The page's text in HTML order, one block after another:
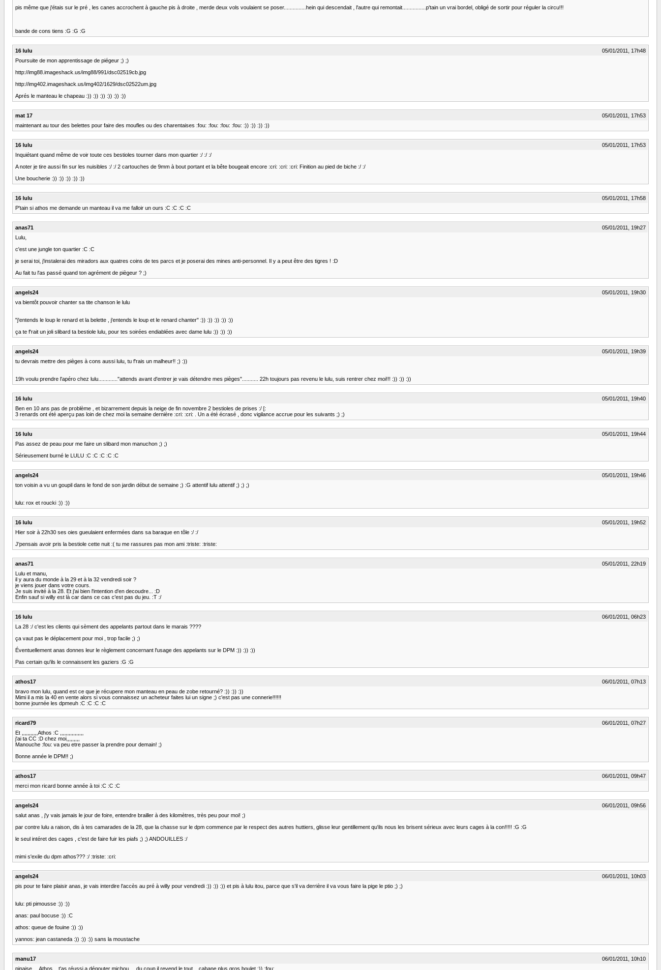
pis même que j'étais sur le pré , les canes accrochent à gauche pis à droite , merde deux vols voulaient se poser...............hein qui descendait , l'autre qui remontait................p'tain un vrai bordel, obligé de sortir pour réguler la circu!!!
bande de cons tiens :G :G :G
16 lulu
05/01/2011, 17h48
Poursuite de mon apprentissage de piégeur ;) ;)
http://img88.imageshack.us/img88/991/dsc02519cb.jpg
http://img402.imageshack.us/img402/1629/dsc02522um.jpg
Aprés le manteau le chapeau :)) :)) :)) :)) :)) :))
mat 17
05/01/2011, 17h53
maintenant au tour des belettes pour faire des moufles ou des charentaises :fou: :fou: :fou: :fou: :)) :)) :)) :))
16 lulu
05/01/2011, 17h53
Inquiétant quand même de voir toute ces bestioles tourner dans mon quartier :/ :/ :/
A noter je tire aussi fin sur les nuisibles :/ :/ 2 cartouches de 9mm à bout portant et la bête bougeait encore :cri: :cri: :cri: Finition au pied de biche :/ :/
Une boucherie :)) :)) :)) :)) :))
16 lulu
05/01/2011, 17h58
P'tain si athos me demande un manteau il va me falloir un ours :C :C :C :C
anas71
05/01/2011, 19h27
Lulu,
c'est une jungle ton quartier :C :C
je serai toi, j'instalerai des miradors aux quatres coins de tes parcs et je poserai des mines anti-personnel. Il y a peut être des tigres ! :D
Au fait tu l'as passé quand ton agrément de piègeur ? ;)
angels24
05/01/2011, 19h30
va bientôt pouvoir chanter sa tite chanson le lulu
"j'entends le loup le renard et la belette , j'entends le loup et le renard chanter" :)) :)) :)) :)) :))
ça te f'rait un joli slibard ta bestiole lulu, pour tes soirées endiablées avec dame lulu :)) :)) :))
angels24
05/01/2011, 19h39
tu devrais mettre des pièges à cons aussi lulu, tu f'rais un malheur!! ;) :))
19h voulu prendre l'apéro chez lulu............."attends avant d'entrer je vais détendre mes pièges"........... 22h toujours pas revenu le lulu, suis rentrer chez moi!!! :)) :)) :))
16 lulu
05/01/2011, 19h40
Ben en 10 ans pas de problème , et bizarrement depuis la neige de fin novembre 2 bestioles de prises :/ [:
3 renards ont été aperçu pas loin de chez moi la semaine dernière :cri: :cri: . Un a été écrasé , donc vigilance accrue pour les suivants ;) ;)
16 lulu
05/01/2011, 19h44
Pas assez de peau pour me faire un slibard mon manuchon ;) ;)
Sérieusement burné le LULU :C :C :C :C :C
angels24
05/01/2011, 19h46
ton voisin a vu un goupil dans le fond de son jardin début de semaine ;) :G attentif lulu attentif ;) ;) ;)
lulu: rox et roucki :)) :))
16 lulu
05/01/2011, 19h52
Hier soir à 22h30 ses oies gueulaient enfermées dans sa baraque en tôle :/ :/
J'pensais avoir pris la bestiole cette nuit :( tu me rassures pas mon ami :triste: :triste:
anas71
05/01/2011, 22h19
Lulu et manu,
il y aura du monde à la 29 et à la 32 vendredi soir ?
je viens jouer dans votre cours.
Je suis invité à la 28. Et j'ai bien l'intention d'en decoudre... :D
Enfin sauf si willy est là car dans ce cas c'est pas du jeu. :T :/
16 lulu
06/01/2011, 06h23
La 28 :/ c'est les clients qui sèment des appelants partout dans le marais ????
ça vaut pas le déplacement pour moi , trop facile ;) ;)
Éventuellement anas donnes leur le règlement concernant l'usage des appelants sur le DPM :)) :)) :))
Pas certain qu'ils le connaissent les gaziers :G :G
athos17
06/01/2011, 07h13
bravo mon lulu, quand est ce que je récupere mon manteau en peau de zobe retourné? :)) :)) :))
Mimi il a mis la 40 en vente alors si vous connaissez un acheteur faites lui un signe ;) c'est pas une connerie!!!!!!
bonne journée les dpmeuh :C :C :C :C
ricard79
06/01/2011, 07h27
Et ,,,,,,,,,,,Athos :C ,,,,,,,,,,,,,,,,
j'ai ta CC :D chez moi,,,,,,,,,
Manouche :fou: va peu etre passer la prendre pour demain! ;)
Bonne année le DPM!! ;)
athos17
06/01/2011, 09h47
merci mon ricard bonne année à toi :C :C :C
angels24
06/01/2011, 09h56
salut anas , j'y vais jamais le jour de foire, entendre brailler à des kilomètres, très peu pour moi! ;)
par contre lulu a raison, dis à tes camarades de la 28, que la chasse sur le dpm commence par le respect des autres huttiers, glisse leur gentillement qu'ils nous les brisent sérieux avec leurs cages à la con!!!!! :G :G
le seul intéret des cages , c'est de faire fuir les piafs ;) ;) ANDOUILLES :/
mimi s'exile du dpm athos??? :/ :triste: :cri:
angels24
06/01/2011, 10h03
pis pour te faire plaisir anas, je vais interdire l'accès au pré à willy pour vendredi :)) :)) :)) et pis à lulu itou, parce que s'il va derrière il va vous faire la pige le ptio ;) ;)
lulu: pti pimousse :)) :))
anas: paul bocuse :)) :C
athos: queue de fouine :)) :))
yannos: jean castaneda :)) :)) :)) sans la moustache
manu17
06/01/2011, 10h10
pinaise ... Athos .. t'as réussi a dégouter michou ... du coup il revend le tout ...cabane plus gros boulet :)) :fou: